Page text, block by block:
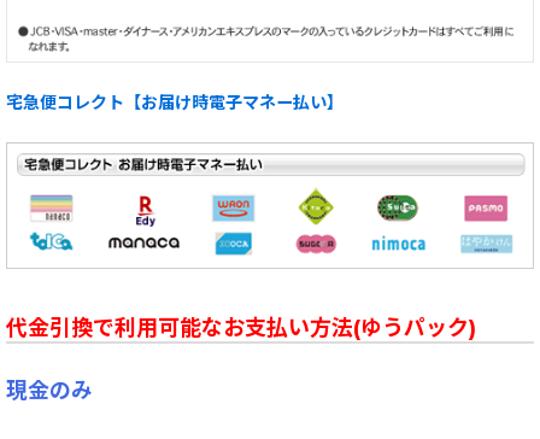
宅急便コレクト【お届け時電子マネー払い】
代金引換で利用可能なお支払い方法(ゆうパック)
現金のみ